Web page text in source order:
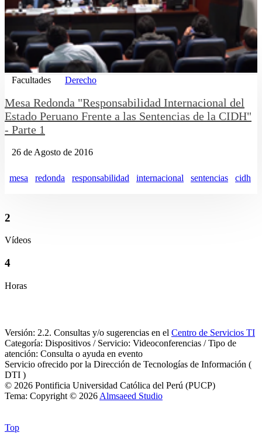
Facultades Derecho
Mesa Redonda "Responsabilidad Internacional del
Estado Peruano Frente a las Sentencias de la CIDH"
- Parte 1
26 de Agosto de 2016
mesa redonda responsabilidad internacional sentencias cidh
2
Vídeos
4
Horas
Versión: 2.2. Consultas y/o sugerencias en el Centro de Servicios TI
Categoría: Dispositivos / Servicio: Videoconferencias / Tipo de
atención: Consulta o ayuda en evento
Servicio ofrecido por la Dirección de Tecnologías de Información (
DTI )
© 2026 Pontificia Universidad Católica del Perú (PUCP)
Tema: Copyright © 2026 Almsaeed Studio
Top